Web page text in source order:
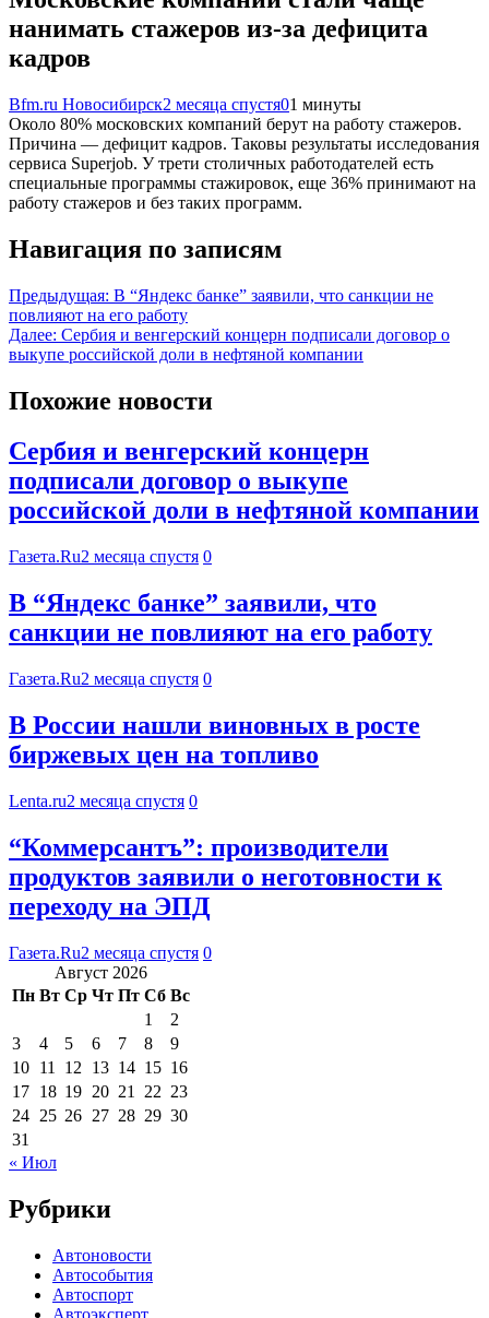
нанимать стажеров из-за дефицита
кадров
Bfm.ru Новосибирск2 месяца спустя01 минуты
Около 80% московских компаний берут на работу стажеров.
Причина — дефицит кадров. Таковы результаты исследования
сервиса Superjob. У трети столичных работодателей есть
специальные программы стажировок, еще 36% принимают на
работу стажеров и без таких программ.
Навигация по записям
Предыдущая: В “Яндекс банке” заявили, что санкции не
повлияют на его работу
Далее: Сербия и венгерский концерн подписали договор о
выкупе российской доли в нефтяной компании
Похожие новости
Сербия и венгерский концерн
подписали договор о выкупе
российской доли в нефтяной компании
Газета.Ru2 месяца спустя 0
В “Яндекс банке” заявили, что
санкции не повлияют на его работу
Газета.Ru2 месяца спустя 0
В России нашли виновных в росте
биржевых цен на топливо
Lenta.ru2 месяца спустя 0
“Коммерсантъ”: производители
продуктов заявили о неготовности к
переходу на ЭПД
Газета.Ru2 месяца спустя 0
Август 2026
Пн Вт Ср Чт Пт Сб Вс
1
2
3
4 5 6 7 8
9
10 11 12 13 14 15 16
17 18 19 20 21 22 23
24 25 26 27 28 29 30
31
« Июл
Рубрики
Автоновости
Автособытия
Автоспорт
Автоэксперт